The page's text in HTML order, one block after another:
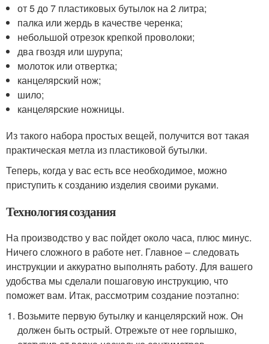
от 5 до 7 пластиковых бутылок на 2 литра;
палка или жердь в качестве черенка;
небольшой отрезок крепкой проволоки;
два гвоздя или шурупа;
молоток или отвертка;
канцелярский нож;
шило;
канцелярские ножницы.
Из такого набора простых вещей, получится вот такая
практическая метла из пластиковой бутылки.
Теперь, когда у вас есть все необходимое, можно
приступить к созданию изделия своими руками.
Технология создания
На производство у вас пойдет около часа, плюс минус.
Ничего сложного в работе нет. Главное – следовать
инструкции и аккуратно выполнять работу. Для вашего
удобства мы сделали пошаговую инструкцию, что
поможет вам. Итак, рассмотрим создание поэтапно:
Возьмите первую бутылку и канцелярский нож. Он
должен быть острый. Отрежьте от нее горлышко,